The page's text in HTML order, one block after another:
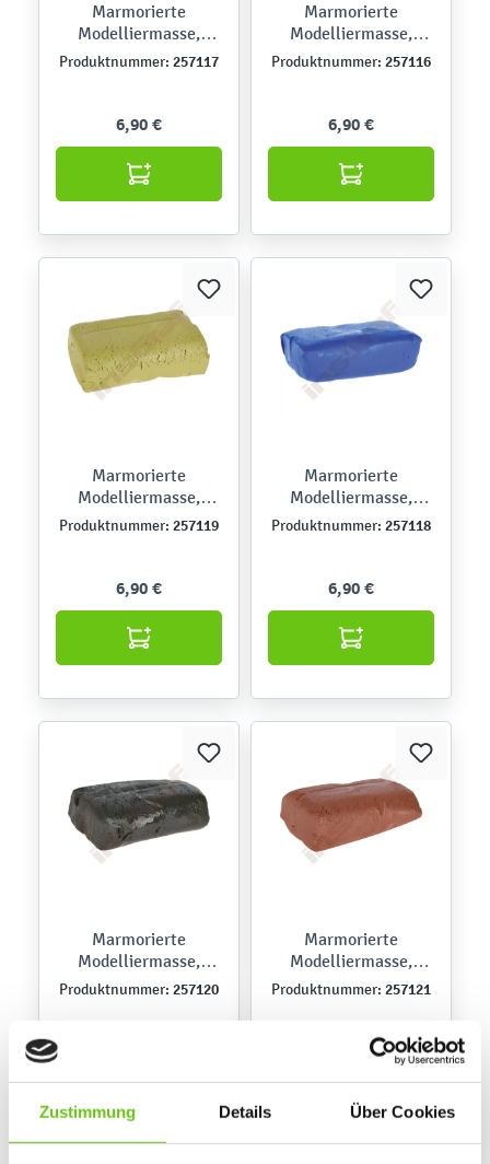
Zustimmung Details Über Cookies
Marmorierte
Modelliermasse,
lufttrocknend, rot
Produktnummer: 257117
6,90 €
Marmorierte
Modelliermasse,
lufttrocknend, gelb
Produktnummer: 257116
6,90 €
Marmorierte
Modelliermasse,
lufttrocknend, grün
Produktnummer: 257119
6,90 €
Marmorierte
Modelliermasse,
lufttrocknend, blau
Produktnummer: 257118
6,90 €
Marmorierte
Modelliermasse,
lufttrocknend,
Produktnummer: 257120
Marmorierte
Modelliermasse,
lufttrocknend, braun
Produktnummer: 257121
6,90 €